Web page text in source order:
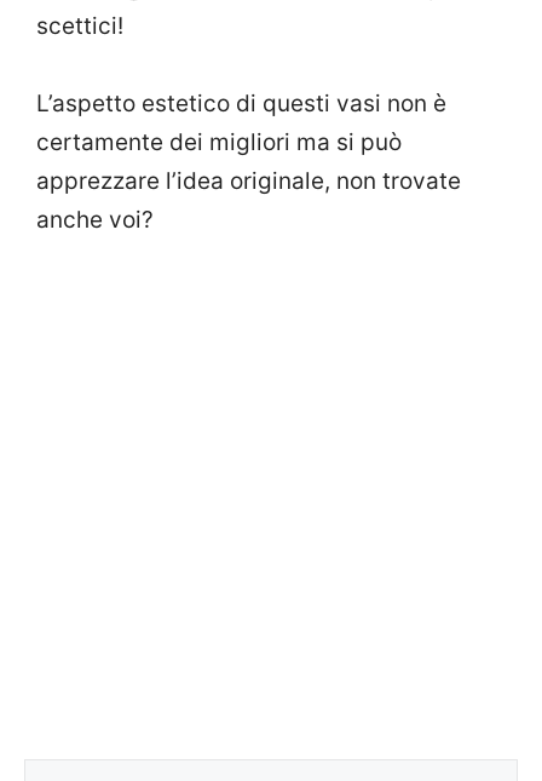
scettici!
L’aspetto estetico di questi vasi non è
certamente dei migliori ma si può
apprezzare l’idea originale, non trovate
anche voi?